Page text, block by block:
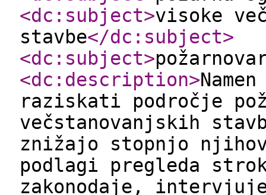
<dc:subject>visoke
stavbe</dc:subject>
<dc:subject>
<dc:description>
raziskati področje
večstanovanjskih
znižajo stopnjo
podlagi pregleda
zakonodaje,